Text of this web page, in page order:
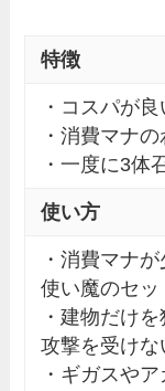
特徴
・コスパが良
・消費マナ
・一度に3体
使い方
・消費マナ
使い魔のセッ
・建物だけ
攻撃を受けな
・ギガスや